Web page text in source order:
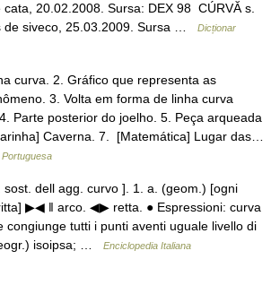
20.02.2008. Sursa: DEX 98 CÚRVĂ s.
de siveco, 25.03.2009. Sursa …
Dicționar
curva. 2. Gráfico que representa as
3. Volta em forma de linha curva
Parte posterior do joelho. 5. Peça arqueada
Caverna. 7. [Matemática] Lugar das…
dell agg. curvo ]. 1. a. (geom.) [ogni
▶◀ ‖ arco. ◀▶ retta. ● Espressioni: curva
congiunge tutti i punti aventi uguale livello di
isoipsa; …
Enciclopedia Italiana